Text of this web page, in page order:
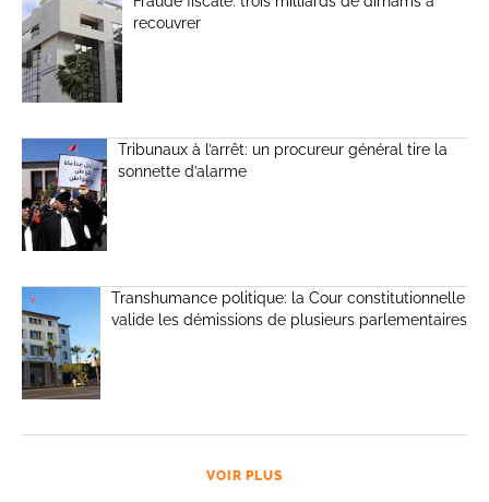
recouvrer
Tribunaux à l’arrêt: un procureur général tire la
sonnette d’alarme
Transhumance politique: la Cour constitutionnelle
valide les démissions de plusieurs parlementaires
VOIR PLUS